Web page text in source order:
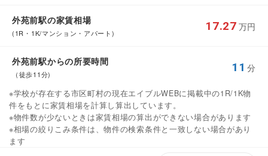
外苑前駅の家賃相場
(1R・1K/マンション・アパート)
17.27 万円
外苑前駅からの所要時間
（徒歩11分)
11 分
※学校が存在する市区町村の現在エイブルWEBに掲載中の1R/1K物
件をもとに家賃相場を計算し算出しています。
※物件数が少ないときは家賃相場の算出ができない場合があります
※相場の絞りこみ条件は、物件の検索条件と一致しない場合があり
ます